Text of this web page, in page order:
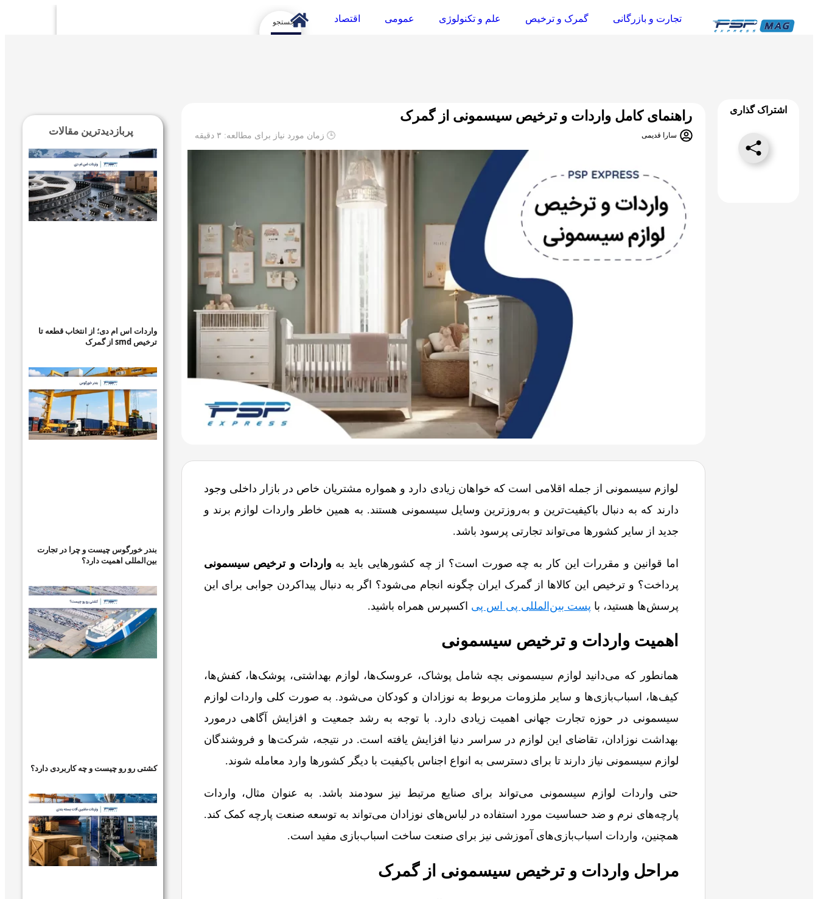
تجارت و بازرگانی گمرک و ترخیص علم و تکنولوژی عمومی اقتصاد
اشتراک گذاری راهنمای کامل واردات و ترخیص سیسمونی از گمرک
سارا قدیمی 🕒 زمان مورد نیاز برای مطالعه: ۳ دقیقه
لوازم سیسمونی از جمله اقلامی است که خواهان زیادی دارد و همواره مشتریان خاص در بازار داخلی وجود
دارند که به دنبال باکیفیت‌ترین و به‌روزترین وسایل سیسمونی هستند. به همین خاطر واردات لوازم برند و
جدید از سایر کشورها می‌تواند تجارتی پرسود باشد.
اما قوانین و مقررات این کار به چه صورت است؟ از چه کشورهایی باید به واردات و ترخیص سیسمونی
پرداخت؟ و ترخیص این کالاها از گمرک ایران چگونه انجام می‌شود؟ اگر به دنبال پیداکردن جوابی برای این
پرسش‌ها هستید، با پست بین‌المللی پی اس پی اکسپرس همراه باشید.
اهمیت واردات و ترخیص سیسمونی
همانطور که می‌دانید لوازم سیسمونی بچه شامل پوشاک، عروسک‌ها، لوازم بهداشتی، پوشک‌ها، کفش‌ها،
کیف‌ها، اسباب‌بازی‌ها و سایر ملزومات مربوط به نوزادان و کودکان می‌شود. به صورت کلی واردات لوازم
سیسمونی در حوزه تجارت جهانی اهمیت زیادی دارد. با توجه به رشد جمعیت و افزایش آگاهی درمورد
بهداشت نوزادان، تقاضای این لوازم در سراسر دنیا افزایش یافته است. در نتیجه، شرکت‌ها و فروشندگان
لوازم سیسمونی نیاز دارند تا برای دسترسی به انواع اجناس باکیفیت با دیگر کشورها وارد معامله شوند.
حتی واردات لوازم سیسمونی می‌تواند برای صنایع مرتبط نیز سودمند باشد. به عنوان مثال، واردات
پارچه‌های نرم و ضد حساسیت مورد استفاده در لباس‌های نوزادان می‌تواند به توسعه صنعت پارچه کمک کند.
همچنین، واردات اسباب‌بازی‌های آموزشی نیز برای صنعت ساخت اسباب‌بازی مفید است.
مراحل واردات و ترخیص سیسمونی از گمرک
پربازدیدترین مقالات
واردات اس ام دی؛ از انتخاب قطعه تا
ترخیص smd از گمرک
بندر خورگوس چیست و چرا در تجارت
بین‌المللی اهمیت دارد؟
کشتی رو رو چیست و چه کاربردی دارد؟